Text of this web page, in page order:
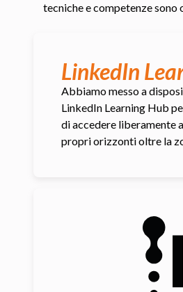
tecniche e competenze sono
LinkedIn
Abbiamo messo a
LinkedIn Learning Hub
di accedere liberamente
propri orizzonti oltre la